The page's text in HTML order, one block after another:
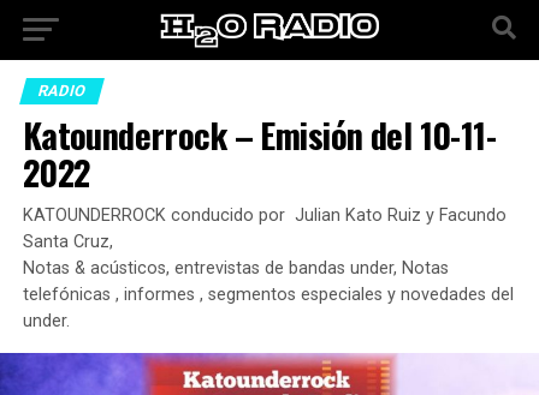
RADIO
Katounderrock – Emisión del 10-11-
2022
KATOUNDERROCK conducido por Julian Kato Ruiz y Facundo
Santa Cruz,
Notas & acústicos, entrevistas de bandas under, Notas
telefónicas , informes , segmentos especiales y novedades del
under.